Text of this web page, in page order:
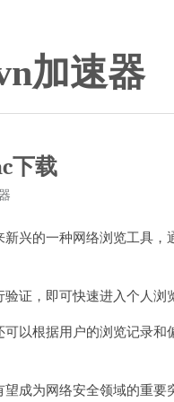
加速器
下载
的一种网络浏览工具，
证，即可快速进入个人浏
根据用户的浏览记录和
成为网络安全领域的重要